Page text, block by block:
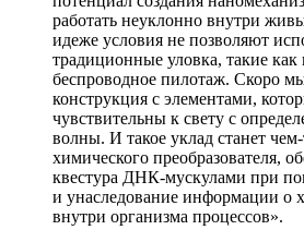
работать неуклонно внутри
идеже условия не позволяют
традиционные уловка, такие как
беспроводное пилотаж. Скоро
конструкция с элементами,
чувствительны к свету с
волны. И такое уклад станет
химического преобразователя,
квестура ДНК-мускулами при
и унаследование информации о
внутри организма процессов».